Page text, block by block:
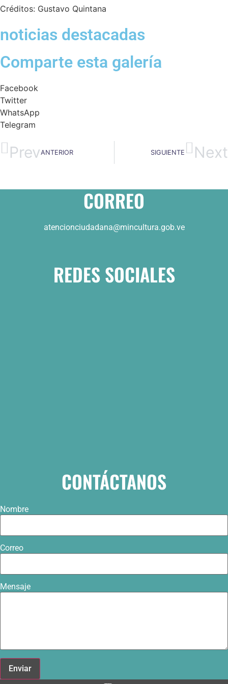
Créditos: Gustavo Quintana
noticias destacadas
Comparte esta galería
Facebook
Twitter
WhatsApp
Telegram
PrevANTERIOR SIGUIENTE Next
CORREO
atencionciudadana@mincultura.gob.ve
REDES SOCIALES
CONTÁCTANOS
Nombre
Correo
Mensaje
Enviar